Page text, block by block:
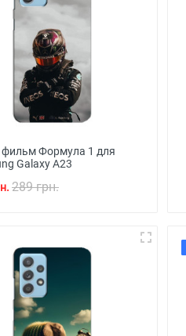
фильм Формула 1 для
Galaxy A23
289 грн.